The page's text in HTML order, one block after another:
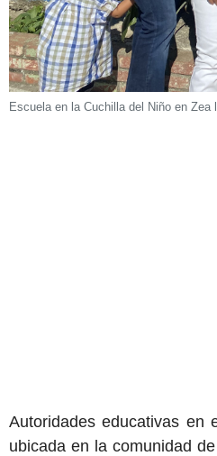
Escuela en la Cuchilla del Niño en Zea
Autoridades educativas en
ubicada en la comunidad